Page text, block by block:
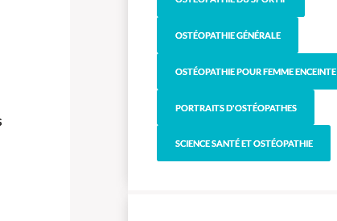
OSTÉOPATHIE GÉNÉRALE
OSTÉOPATHIE POUR FEMME ENCEINTE
PORTRAITS D'OSTÉOPATHES
SCIENCE SANTÉ ET OSTÉOPATHIE